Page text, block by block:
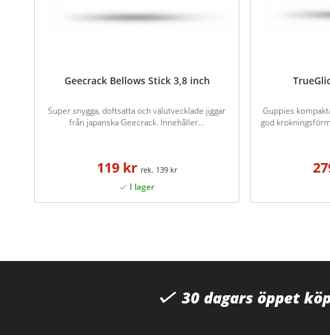
Geecrack Bellows Stick 3,8 inch
Super snygga, doftsatta och välutvecklade jiggar
från japanska Geecrack. Innehåller...
119 kr 139 kr
Guppies
god
30 dagars öppet